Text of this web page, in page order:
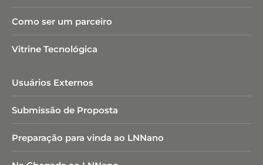
Como ser um parceiro
Vitrine Tecnológica
Usuários Externos
Submissão de Proposta
Preparação para vinda ao LNNano